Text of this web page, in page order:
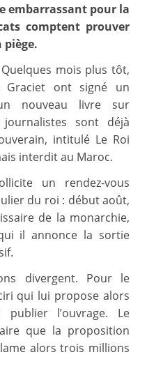
embarrassant pour la
comptent prouver
piège.
Quelques mois plus tôt,
Graciet ont signé un
nouveau livre sur
sont déjà
intitulé Le Roi
interdit au Maroc.
un rendez-vous
du roi : début août,
de la monarchie,
il annonce la sortie
divergent. Pour le
qui lui propose alors
l’ouvrage. Le
que la proposition
alors trois millions